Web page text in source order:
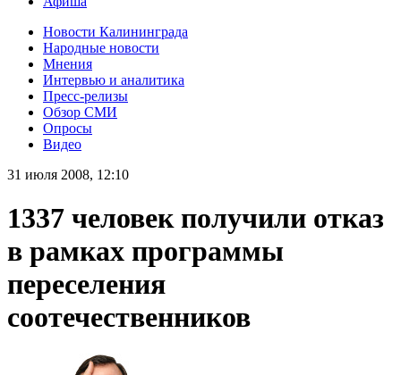
Новости Калининграда
Народные новости
Мнения
Интервью и аналитика
Пресс-релизы
Обзор СМИ
Опросы
Видео
31 июля 2008, 12:10
1337 человек получили отказ
в рамках программы
переселения
соотечественников